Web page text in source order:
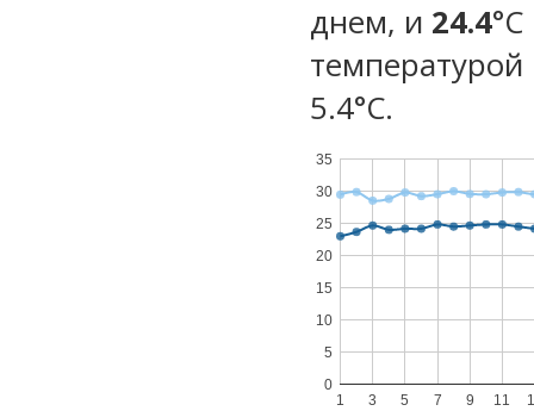
днем, и 24.4
температурой
5.4°С.
1 3 5 7 9 11
0
5
10
15
20
25
30
35